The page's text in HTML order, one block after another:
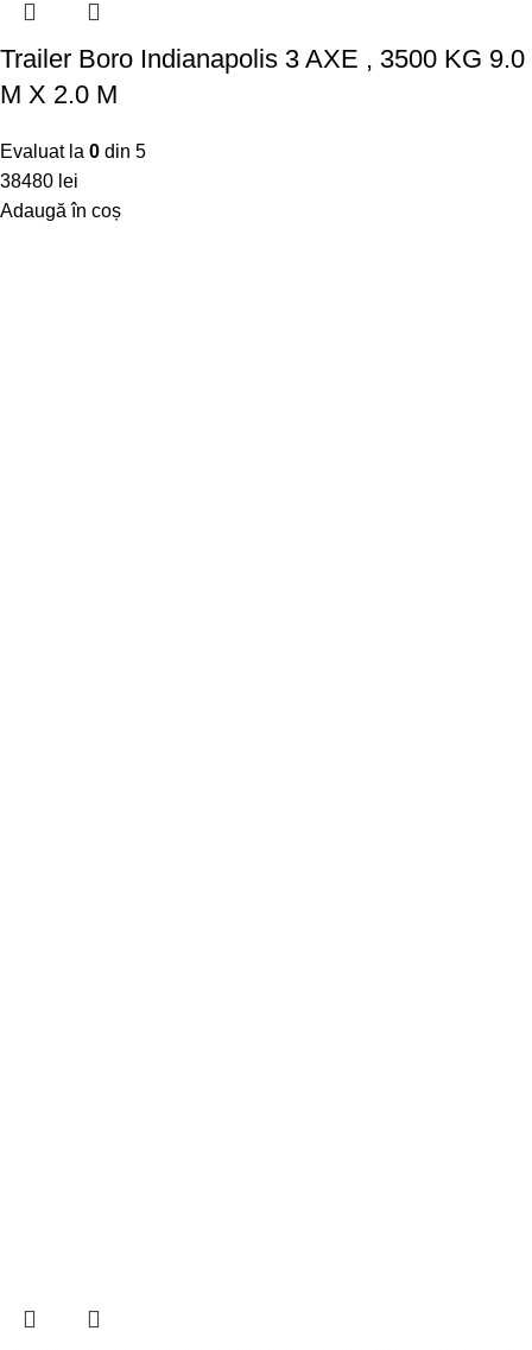
Trailer Boro Indianapolis 3 AXE , 3500 KG 9.0
M X 2.0 M
Evaluat la 0 din 5
38480 lei
Adaugă în coș